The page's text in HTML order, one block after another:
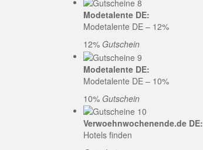
Modetalente DE:
Modetalente DE – 12%
12% Gutschein
Modetalente DE:
Modetalente DE – 10%
10% Gutschein
Verwoehnwochenende.de DE:
Hotels finden